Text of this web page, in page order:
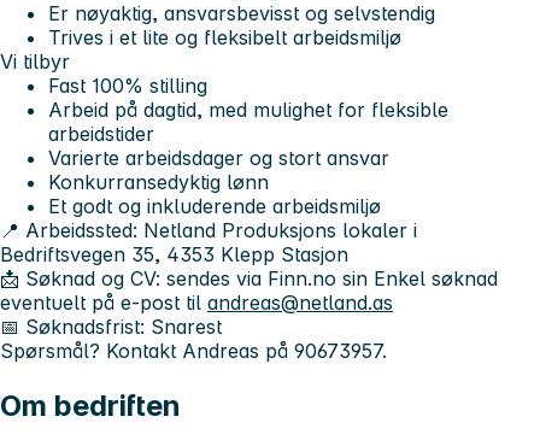
Er nøyaktig, ansvarsbevisst og selvstendig
Trives i et lite og fleksibelt arbeidsmiljø
Vi tilbyr
Fast 100% stilling
Arbeid på dagtid, med mulighet for fleksible
arbeidstider
Varierte arbeidsdager og stort ansvar
Konkurransedyktig lønn
Et godt og inkluderende arbeidsmiljø
📍 Arbeidssted: Netland Produksjons lokaler i
Bedriftsvegen 35, 4353 Klepp Stasjon
📩 Søknad og CV: sendes via Finn.no sin Enkel søknad
eventuelt på e-post til andreas@netland.as
📅 Søknadsfrist: Snarest
Spørsmål? Kontakt Andreas på 90673957.
Om bedriften